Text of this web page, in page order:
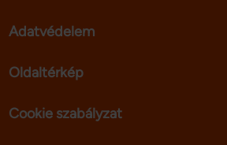
Adatvédelem
Oldaltérkép
Cookie szabályzat